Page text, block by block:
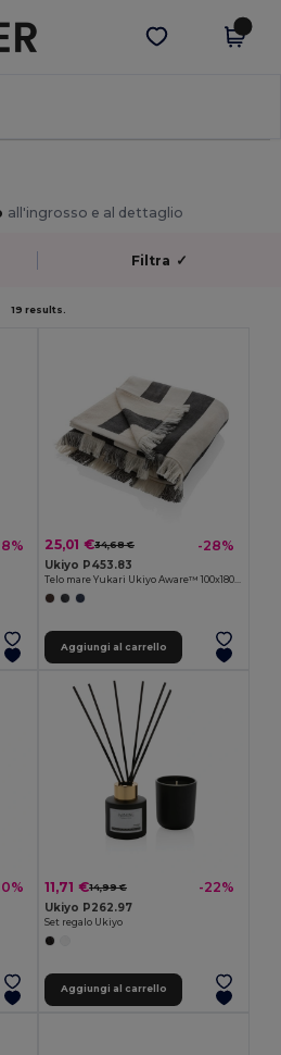
Scarica app
all'ingrosso e al dettaglio
Filtra ✓
19 results.
25,01 €34,68 € -28%
Ukiyo P453.83
Telo mare Yukari Ukiyo Aware™ 100x180cm
Aggiungi al carrello
11,71 €14,99 € -22%
Ukiyo P262.97
Set regalo Ukiyo
Aggiungi al carrello